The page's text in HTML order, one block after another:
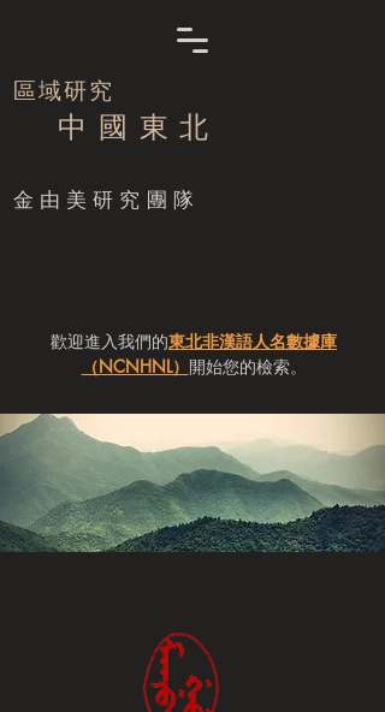
區域研究
中 國 東 北
​金由美研究團隊
歡迎進入我們的東北非漢語人名數據庫
（NCNHNL） 開始您的檢索。